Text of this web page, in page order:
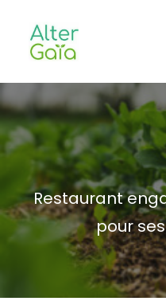
Accueil
Professionnels
Habitants
Blog
L’aventure
CONTACT
Restaurant
pour